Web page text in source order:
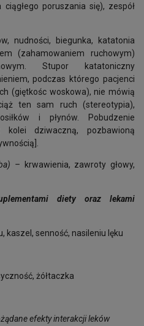
poruszania się), zespół
nudności, biegunka, katatonia
(zahamowaniem ruchowym)
Stupor katatoniczny
podczas którego pacjenci
(giętkośc woskowa), nie mówią
ten sam ruch (stereotypia),
i płynów. Pobudzenie
dziwaczną, pozbawioną
–
krwawienia, zawroty głowy,
diety oraz lekami
kaszel, senność, nasileniu lęku
żółtaczka
efekty interakcji leków